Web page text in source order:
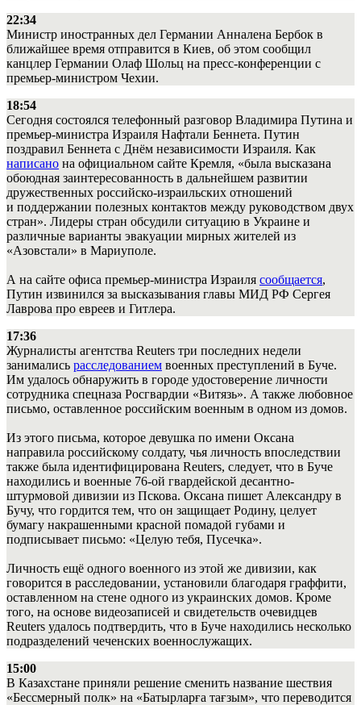
22:34
Министр иностранных дел Германии Анналена Бербок в
ближайшее время отправится в Киев, об этом сообщил
канцлер Германии Олаф Шольц на пресс-конференции с
премьер-министром Чехии.
18:54
Сегодня состоялся телефонный разговор Владимира Путина и
премьер-министра Израиля Нафтали Беннета. Путин
поздравил Беннета с Днём независимости Израиля. Как
написано на официальном сайте Кремля, «была высказана
обоюдная заинтересованность в дальнейшем развитии
дружественных российско-израильских отношений
и поддержании полезных контактов между руководством двух
стран». Лидеры стран обсудили ситуацию в Украине и
различные варианты эвакуации мирных жителей из
«Азовстали» в Мариуполе.
А на сайте офиса премьер-министра Израиля сообщается,
Путин извинился за высказывания главы МИД РФ Сергея
Лаврова про евреев и Гитлера.
17:36
Журналисты агентства Reuters три последних недели
занимались расследованием военных преступлений в Буче.
Им удалось обнаружить в городе удостоверение личности
сотрудника спецназа Росгвардии «Витязь». А также любовное
письмо, оставленное российским военным в одном из домов.
Из этого письма, которое девушка по имени Оксана
направила российскому солдату, чья личность впоследствии
также была идентифицирована Reuters, следует, что в Буче
находились и военные 76-ой гвардейской десантно-
штурмовой дивизии из Пскова. Оксана пишет Александру в
Бучу, что гордится тем, что он защищает Родину, целует
бумагу накрашенными красной помадой губами и
подписывает письмо: «Целую тебя, Пусечка».
Личность ещё одного военного из этой же дивизии, как
говорится в расследовании, установили благодаря граффити,
оставленном на стене одного из украинских домов. Кроме
того, на основе видеозаписей и свидетельств очевидцев
Reuters удалось подтвердить, что в Буче находились несколько
подразделений чеченских военнослужащих.
15:00
В Казахстане приняли решение сменить название шествия
«Бессмерный полк» на «Батырларға тағзым», что переводится